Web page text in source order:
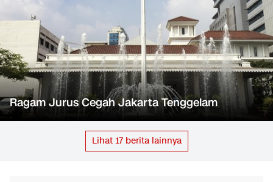
Ragam Jurus Cegah Jakarta Tenggelam
Lihat 17berita lainnya